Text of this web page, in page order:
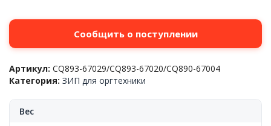
Сообщить о поступлении
Артикул: CQ893-67029/CQ893-67020/CQ890-67004
Категория: ЗИП для оргтехники
Вес